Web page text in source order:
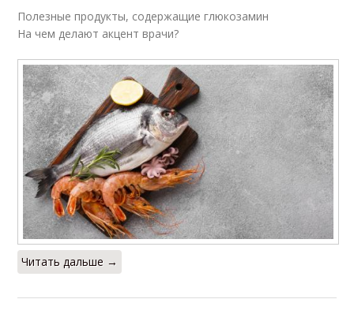
Полезные продукты, содержащие глюкозамин
На чем делают акцент врачи?
Читать дальше →